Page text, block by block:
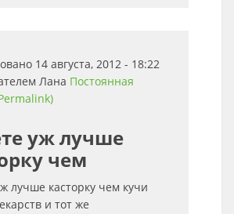
14 августа, 2012 - 18:22
Лана Постоянная
уж лучше
чем
лучше касторку чем кучи
и тот же